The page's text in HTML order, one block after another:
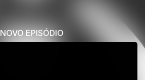
NOVO EPISÓDIO